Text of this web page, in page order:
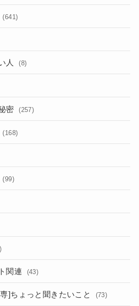
(641)
人 (8)
密 (257)
(168)
(99)
関連 (43)
]ちょっと聞きたいこと (73)